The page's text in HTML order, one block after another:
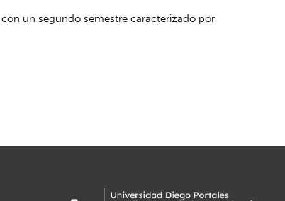
un segundo semestre caracterizado por